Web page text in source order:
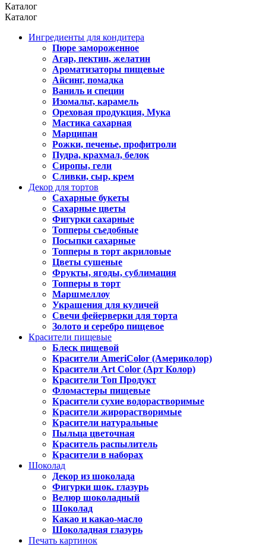
Каталог
Каталог
Ингредиенты для кондитера
Пюре замороженное
Агар, пектин, желатин
Ароматизаторы пищевые
Айсинг, помадка
Ваниль и специи
Изомальт, карамель
Ореховая продукция, Мука
Мастика сахарная
Марципан
Рожки, печенье, профитроли
Пудра, крахмал, белок
Сиропы, гели
Сливки, сыр, крем
Декор для тортов
Сахарные букеты
Сахарные цветы
Фигурки сахарные
Топперы съедобные
Посыпки сахарные
Топперы в торт акриловые
Цветы сушеные
Фрукты, ягоды, сублимация
Топперы в торт
Маршмеллоу
Украшения для куличей
Свечи фейерверки для торта
Золото и серебро пищевое
Красители пищевые
Блеск пищевой
Красители AmeriColor (Америколор)
Красители Art Color (Арт Колор)
Красители Топ Продукт
Фломастеры пищевые
Красители сухие водорастворимые
Красители жирорастворимые
Красители натуральные
Пыльца цветочная
Краситель распылитель
Красители в наборах
Шоколад
Декор из шоколада
Фигурки шок. глазурь
Велюр шоколадный
Шоколад
Какао и какао-масло
Шоколадная глазурь
Печать картинок